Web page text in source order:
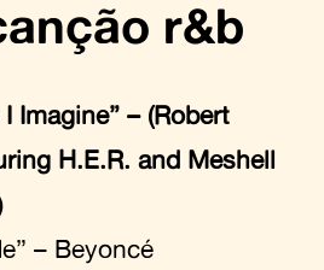
r&b
Imagine” – (Robert
H.E.R. and Meshell
– Beyoncé